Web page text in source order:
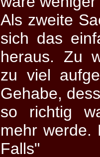
Als zweite
sich das
heraus. Zu
zu viel
Gehabe,
so richtig
mehr werde.
Falls"